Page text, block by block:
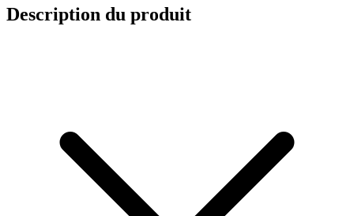
Description du produit